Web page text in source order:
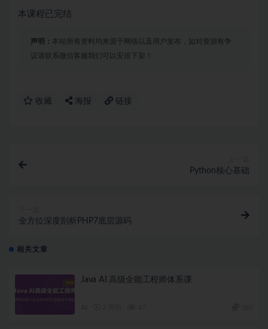
本课程已完结
声明： 本站所有资料均来源于网络以及用户发布，如对资源有争
议请联系微信客服我们可以安排下架！
收藏 海报 链接
Python核心基础
全方位深度剖析PHP7底层源码
相关文章
Java AI 高级全能工程师体系课